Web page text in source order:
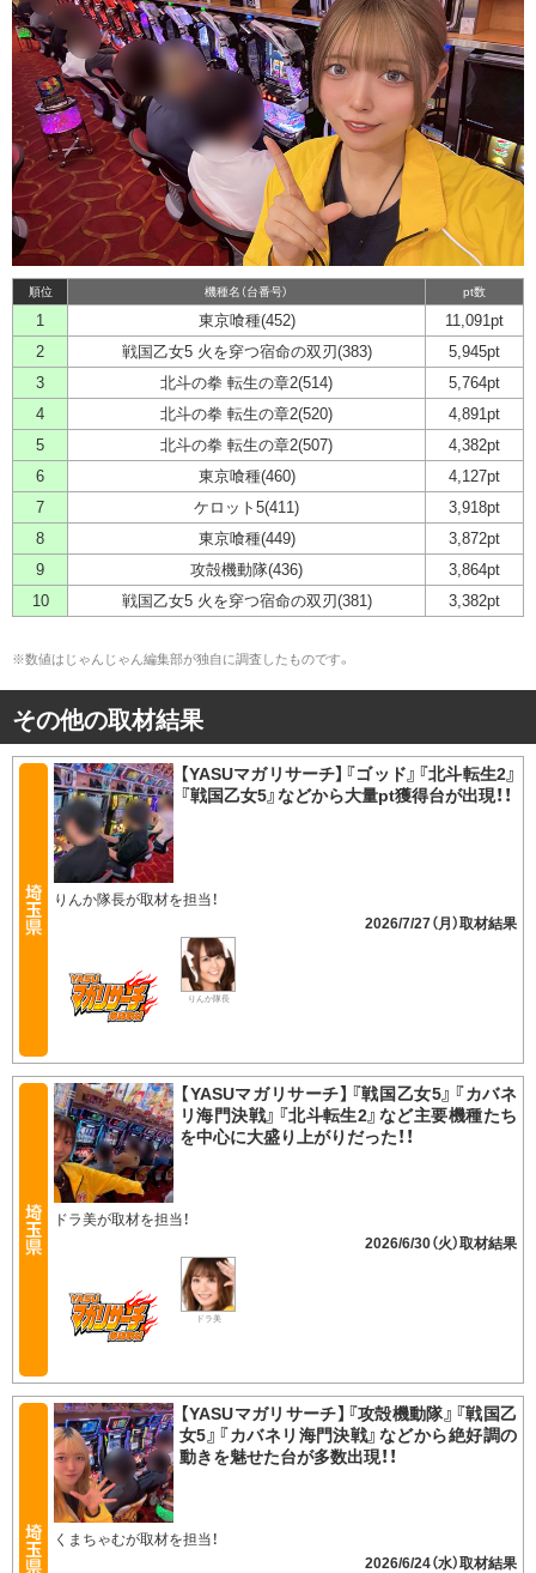
順位 機種名（台番号） pt数
1 東京喰種(452)
11,091pt
2
戦国乙女5 火を穿つ宿命の双刃(383)
5,945pt
3
北斗の拳 転生の章2(514)
5,764pt
4
北斗の拳 転生の章2(520)
4,891pt
5
北斗の拳 転生の章2(507)
4,382pt
6
東京喰種(460)
4,127pt
7
ケロット5(411)
3,918pt
8
東京喰種(449)
3,872pt
9
攻殻機動隊(436)
3,864pt
10
戦国乙女5 火を穿つ宿命の双刃(381) 3,382pt
※数値はじゃんじゃん編集部が独自に調査したものです。
その他の取材結果
【YASUマガリサーチ】『ゴッド』『北斗転生2』
『戦国乙女5』などから大量pt獲得台が出現！！
りんか隊長が取材を担当！
2026/7/27（月）
りんか隊長
【YASUマガリサーチ】『戦国乙女5』『カバネ
リ海門決戦』『北斗転生2』など主要機種たち
を中心に大盛り上がりだった！！
ドラ美が取材を担当！
2026/6/30（火）
ドラ美
【YASUマガリサーチ】『攻殻機動隊』『戦国乙
女5』『カバネリ海門決戦』などから絶好調の
動きを魅せた台が多数出現！！
くまちゃむが取材を担当！
2026/6/24（水）